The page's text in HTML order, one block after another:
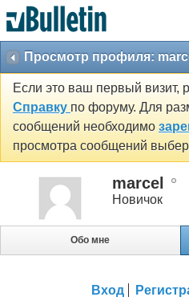
Просмотр профиля:
Если это ваш первый визит,
Справку по форуму. Для
сообщений необходимо
просмотра сообщений
marcel
Новичок
Обо мне
Вход